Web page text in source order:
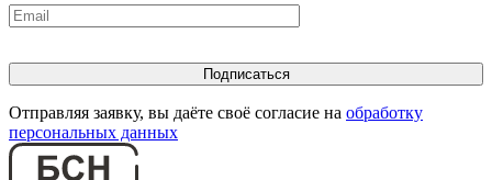
Отправляя заявку, вы даёте своё согласие на обработку
персональных данных